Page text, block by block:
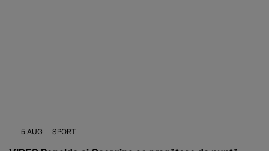
5 AUG SPORT